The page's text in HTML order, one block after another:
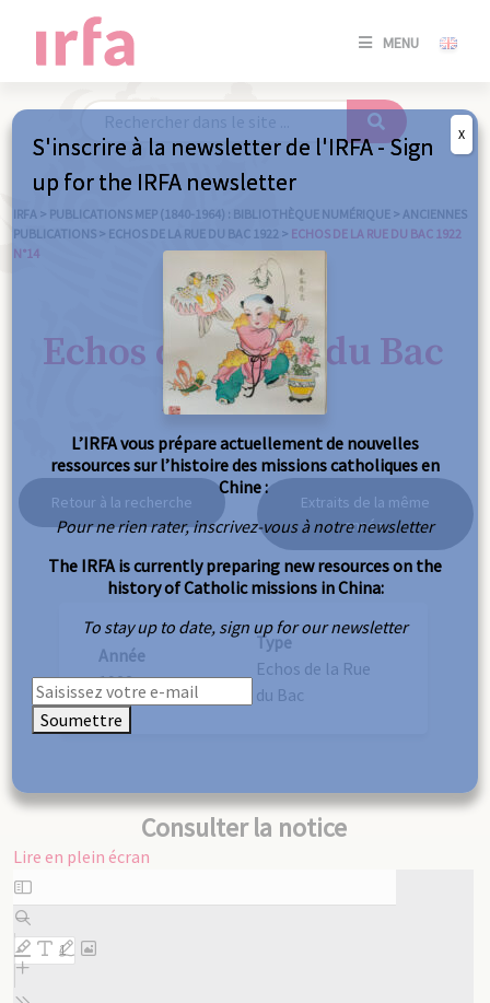
MENU
SE
/
IRFA > PUBLICATIONS MEP (1840-1964) : BIBLIOTHÈQUE NUMÉRIQUE > ANCIENNES
PUBLICATIONS > ECHOS DE LA RUE DU BAC 1922 > ECHOS DE LA RUE DU BAC 1922
N°14
Echos de la Rue du Bac
1922 n°14
Retour à la recherche
Extraits de la même
année
Année
1922
Type
Echos de la Rue
du Bac
Consulter la notice
Lire en plein écran
Aller
au
contenu
PDF
S'inscrire à la newsletter de l'IRFA - Sign
up for the IRFA newsletter
L’IRFA vous prépare actuellement de nouvelles
ressources sur l’histoire des missions catholiques en
Chine :
Pour ne rien rater, inscrivez-vous à notre newsletter
The IRFA is currently preparing new resources on the
history of Catholic missions in China:
To stay up to date, sign up for our newsletter
Soumettre
X